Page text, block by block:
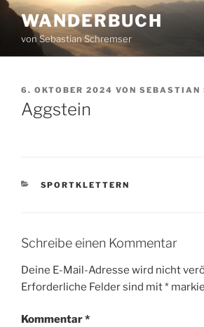
Zum
Inhalt
springen
WANDERBUCH
von Sebastian Schremser
VERÖFFENTLICHT
AM
6. OKTOBER 2024 VON SEBASTIAN
Aggstein
KATEGORIEN
SPORTKLETTERN
Schreibe einen Kommentar
Deine E-Mail-Adresse wird nicht
Erforderliche Felder sind mit*
Kommentar*